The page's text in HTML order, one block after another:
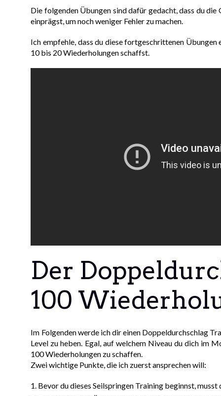
Die folgenden Übungen sind dafür gedacht, dass du
einprägst, um noch weniger Fehler zu machen.
Ich empfehle, dass du diese fortgeschrittenen
10 bis 20 Wiederholungen schaffst.
Der
100
Im Folgenden werde ich dir einen Doppeldurchschlag
Level zu heben. Egal, auf welchem Niveau du dich im
100 Wiederholungen zu schaffen.
Zwei wichtige Punkte, die ich zuerst ansprechen will:
Bevor du dieses Seilspringen Training beginnst,